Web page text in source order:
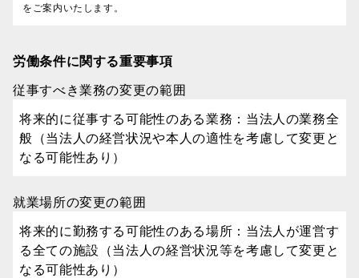
をご案内いたします。
労働条件に関する重要事項
従事すべき業務の変更の範囲
将来的に従事する可能性のある業務：当法人の業務全
般（当法人の経営状況や本人の適性を考慮して変更と
なる可能性あり）
就業場所の変更の範囲
将来的に勤務する可能性のある場所：当法人が運営す
る全ての施設（当法人の経営状況等を考慮して変更と
なる可能性あり）